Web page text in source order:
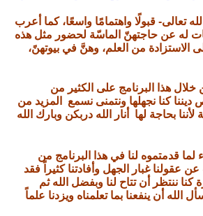
تعالى- قبولًا واهتمامًا واسعًا، كما أعرب
له عن حاجتهنّ الماسّة لحضور مثل هذه
الاستزادة من العلم، وهنَّ في بيوتهنً،
خلال هذا البرنامج على الكثير من
كنا نجهلها ونتمنى نسمع المزيد من
بحاجة لها أنار الله دربكن وبارك الله
لما قدمتموه لنا في هذا البرنامج من
عقولنا غبار الجهل وأفادتنا كثيراً فقد
كنا ننتظر أن تتاح لنا وبفضل الله ثم
الله أن ينفعنا بما تعلمناه ويزدنا علماً